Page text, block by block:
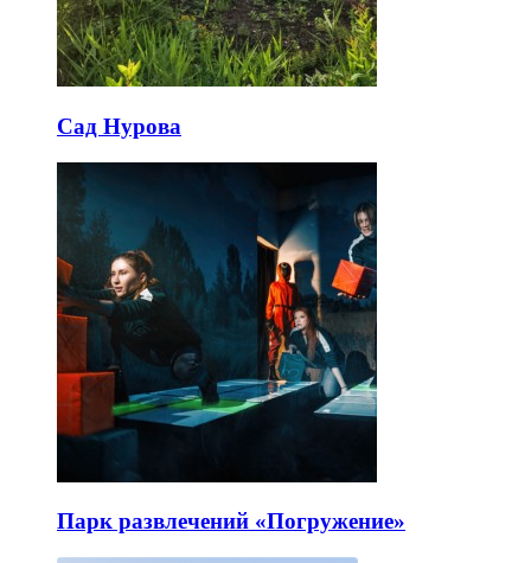
Сад Нурова
Парк развлечений «Погружение»